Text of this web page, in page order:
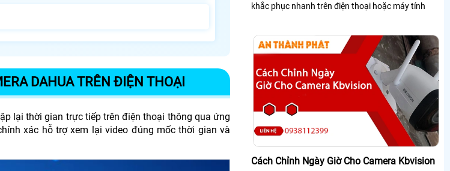
DAHUA TRÊN ĐIỆN THOẠI
lại thời gian trực tiếp trên điện thoại thông qua ứng
xác hỗ trợ xem lại video đúng mốc thời gian và
khắc phục nhanh trên điện thoại hoặc máy tính
Cách Chỉnh Ngày Giờ Cho Camera Kbvision